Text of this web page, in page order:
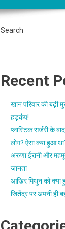
Search
Recent
खान परिवार की बढ़ी
हड़कंप!
प्लास्टिक सर्जरी के
लोग? ऐसा क्या हुआ
अरुणा ईरानी और
जानता
आखिर मिथुन को क्या
जितेंद्र पर अपनी ही